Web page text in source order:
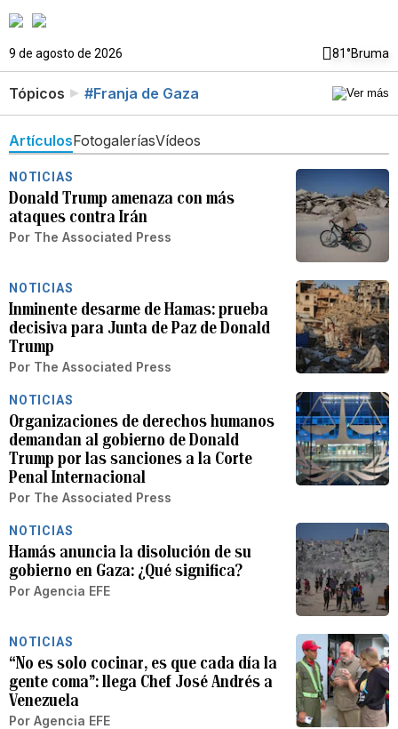
9 de agosto de 2026 81°Bruma
Tópicos #Franja de Gaza
ArtículosFotogaleríasVídeos
NOTICIAS
Donald Trump amenaza con más
ataques contra Irán
Por The Associated Press
NOTICIAS
Inminente desarme de Hamas: prueba
decisiva para Junta de Paz de Donald
Trump
Por The Associated Press
NOTICIAS
Organizaciones de derechos humanos
demandan al gobierno de Donald
Trump por las sanciones a la Corte
Penal Internacional
Por The Associated Press
NOTICIAS
Hamás anuncia la disolución de su
gobierno en Gaza: ¿Qué significa?
Por Agencia EFE
NOTICIAS
“No es solo cocinar, es que cada día la
gente coma”: llega Chef José Andrés a
Venezuela
Por Agencia EFE